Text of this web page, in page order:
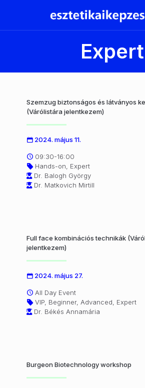
Expert
Szemzug biztonságos és látványos
(Várólistára jelentkezem)
2024. május 11.
09:30-16:00
Hands-on, Expert
Dr. Balogh György
Dr. Matkovich Mirtill
Full face kombinációs technikák
jelentkezem)
2024. május 27.
All Day Event
VIP, Beginner, Advanced, Expert
Dr. Békés Annamária
Burgeon Biotechnology workshop